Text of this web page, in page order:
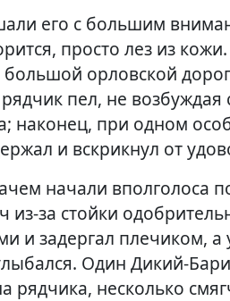
его с большим
просто лез из
большой орловской
пел, не возбуждая
наконец, при одном
и вскрикнул от
начали вполголоса
за стойки
и задергал плечиком, а
Один Дикий-
рядчика, несколько